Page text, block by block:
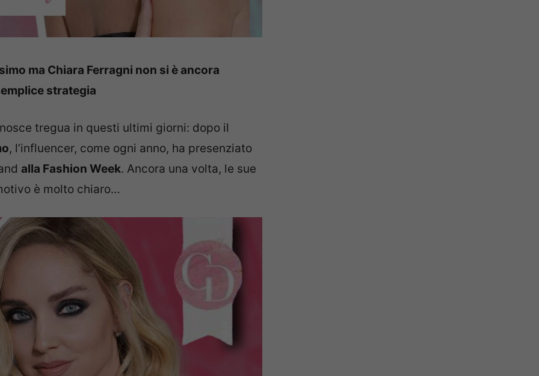
ma Chiara Ferragni non si è ancora
strategia
tregua in questi ultimi giorni: dopo il
, l’influencer, come ogni anno, ha presenziato
alla Fashion Week. Ancora una volta, le sue
è molto chiaro…